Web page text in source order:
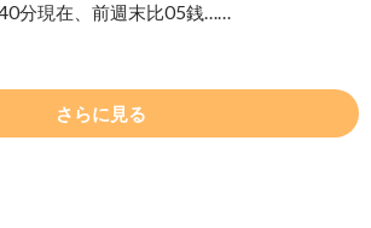
分現在、前週末比05銭……
さらに見る